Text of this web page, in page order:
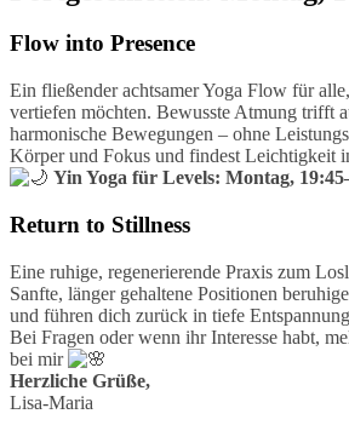
Flow into Presence
Ein fließender achtsamer Yoga Flow für
vertiefen möchten. Bewusste Atmung trifft
harmonische Bewegungen – ohne
Körper und Fokus und findest Leichtigkeit
Yin Yoga für Levels: Montag,
Return to Stillness
Eine ruhige, regenerierende Praxis zum
Sanfte, länger gehaltene Positionen
und führen dich zurück in tiefe
Bei Fragen oder wenn ihr Interesse habt,
bei mir
Herzliche Grüße,
Lisa-Maria